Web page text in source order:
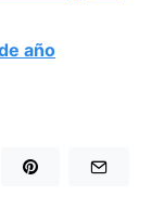
año